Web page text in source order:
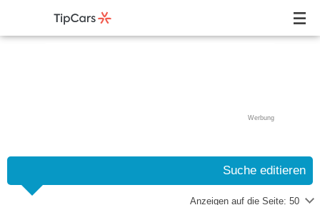
Werbung
Suche editieren
Anzeigen auf die Seite: 50